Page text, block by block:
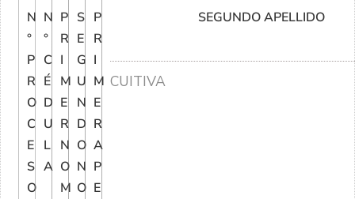
N
°
P
R
O
C
E
S
O
N
°
C
É
D
U
L
A
P
R
I
M
E
R
N
O
M
S
E
G
U
N
D
O
N
O
P
R
I
M
E
R
A
P
E
SEGUNDO APELLIDO
CUITIVA